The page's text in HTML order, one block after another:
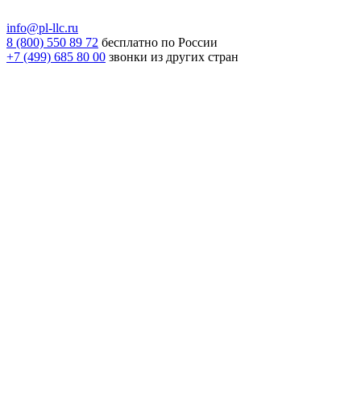
info@pl-llc.ru
8 (800) 550 89 72 бесплатно по России
+7 (499) 685 80 00 звонки из других стран